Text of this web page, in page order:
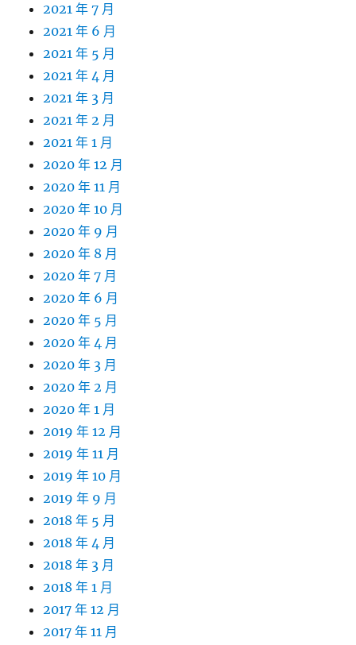
2021 年 7 月
2021 年 6 月
2021 年 5 月
2021 年 4 月
2021 年 3 月
2021 年 2 月
2021 年 1 月
2020 年 12 月
2020 年 11 月
2020 年 10 月
2020 年 9 月
2020 年 8 月
2020 年 7 月
2020 年 6 月
2020 年 5 月
2020 年 4 月
2020 年 3 月
2020 年 2 月
2020 年 1 月
2019 年 12 月
2019 年 11 月
2019 年 10 月
2019 年 9 月
2018 年 5 月
2018 年 4 月
2018 年 3 月
2018 年 1 月
2017 年 12 月
2017 年 11 月